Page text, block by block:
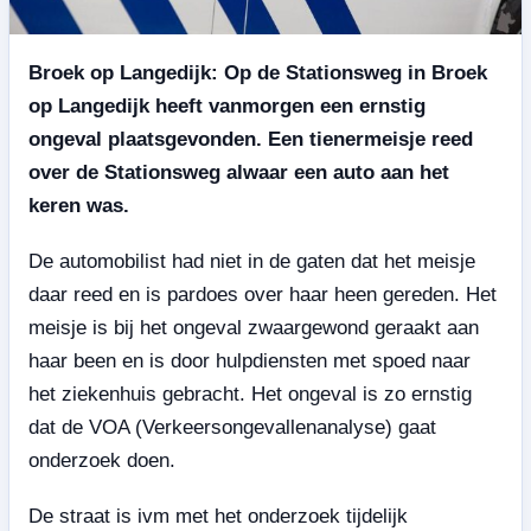
Broek op Langedijk: Op de Stationsweg in Broek
op Langedijk heeft vanmorgen een ernstig
ongeval plaatsgevonden. Een tienermeisje reed
over de Stationsweg alwaar een auto aan het
keren was.
De automobilist had niet in de gaten dat het meisje
daar reed en is pardoes over haar heen gereden. Het
meisje is bij het ongeval zwaargewond geraakt aan
haar been en is door hulpdiensten met spoed naar
het ziekenhuis gebracht. Het ongeval is zo ernstig
dat de VOA (Verkeersongevallenanalyse) gaat
onderzoek doen.
De straat is ivm met het onderzoek tijdelijk